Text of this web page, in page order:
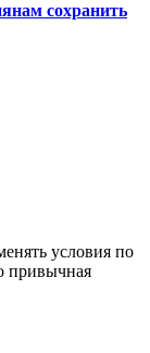
сохранить
условия по
привычная